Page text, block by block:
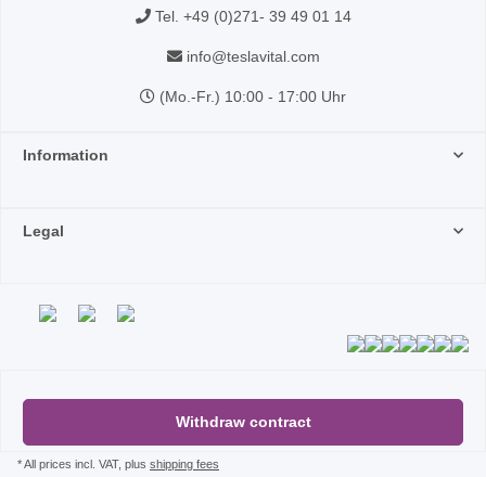
Tel. +49 (0)271- 39 49 01 14
info@teslavital.com
(Mo.-Fr.) 10:00 - 17:00 Uhr
Information
Legal
Withdraw contract
* All prices incl. VAT, plus shipping fees